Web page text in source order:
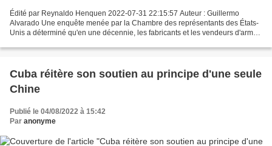
Édité par Reynaldo Henquen 2022-07-31 22:15:57 Auteur : Guillermo
Alvarado Une enquête menée par la Chambre des représentants des États-
Unis a déterminé qu'en une décennie, les fabricants et les vendeurs d'armes
Cuba réitère son soutien au principe d'une seule
Chine
Publié le 04/08/2022 à 15:42
Par anonyme